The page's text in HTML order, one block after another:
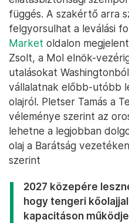
függés. A szakértő arra
felgyorsulhat a leválási
Market oldalon
Zsolt, a Mol elnök-
utalásokat
vállalatnak előbb-utóbb
olajról. Pletser Tamás a
véleménye szerint az
lehetne a legjobban
olaj a Barátság
szerint
2027 közepére
hogy tengeri
kapacitáson